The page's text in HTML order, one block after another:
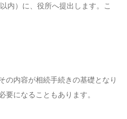
内）に、役所へ提出します。こ
の内容が相続手続きの基礎となり
になることもあります。